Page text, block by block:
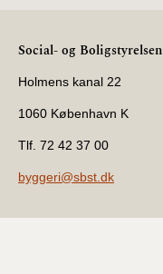
Social- og Boligstyrelsen
Holmens kanal 22
1060 København K
Tlf. 72 42 37 00
byggeri@sbst.dk